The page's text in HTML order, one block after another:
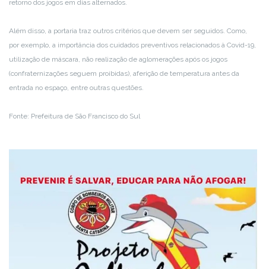
retorno dos jogos em dias alternados.
Além disso, a portaria traz outros critérios que devem ser seguidos. Como,
por exemplo, a importância dos cuidados preventivos relacionados à Covid-19,
utilização de máscara, não realização de aglomerações após os jogos
(confraternizações seguem proibidas), aferição de temperatura antes da
entrada no espaço, entre outras questões.
Fonte: Prefeitura de São Francisco do Sul